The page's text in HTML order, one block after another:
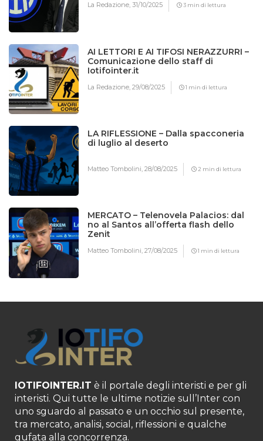
La Redazione,31/10/2025 3 min di lettura
AI LETTORI E AI TIFOSI NERAZZURRI –
Comunicazione dello staff di
Iotifointer.it
La Redazione,29/08/2025 1 min di lettura
LA RIFLESSIONE – Dalla spacconeria
di luglio al deserto
Matteo Tombolini,28/08/2025 2 min di lettura
MERCATO – Telenovela Palacios: dal
no al Santos all’offerta flash dello
Zenit
Matteo Tombolini,27/08/2025 1 min di lettura
IOTIFOINTER.IT è il portale degli interisti e per gli
interisti. Qui tutte le ultime notizie sull’Inter con
uno sguardo al passato e un occhio sul presente,
tra mercato, analisi, social, riflessioni e qualche
gufata alla concorrenza.